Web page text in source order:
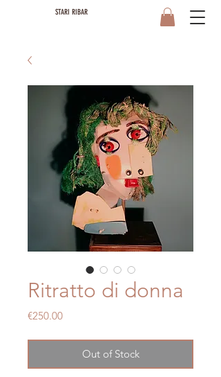
STARI RIBAR
Ritratto di donna
€250.00Price
Out of Stock